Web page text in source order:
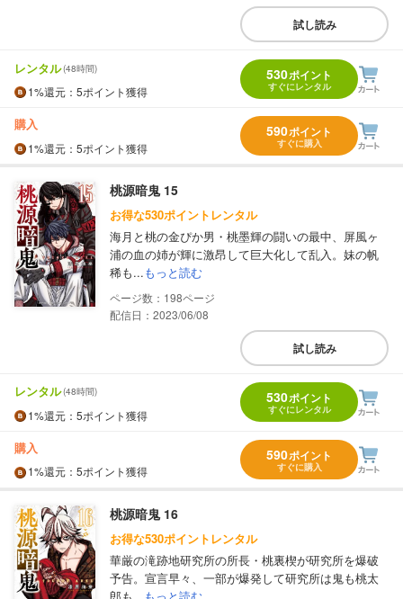
試し読み
レンタル(48時間)
1%還元 ：5ポイント獲得
530ポイント
すぐにレンタル
購入
1%還元 ：5ポイント獲得
590ポイント
すぐに購入
桃源暗鬼 15
お得な530ポイントレンタル
海月と桃の金ぴか男・桃墨輝の闘いの最中、屏風ヶ
浦の血の姉が輝に激昂して巨大化して乱入。妹の帆
稀も...もっと読む
198
配信日：2023/06/08
試し読み
レンタル(48時間)
1%還元 ：5ポイント獲得
530ポイント
すぐにレンタル
購入
1%還元 ：5ポイント獲得
590ポイント
すぐに購入
桃源暗鬼 16
お得な530ポイントレンタル
華厳の滝跡地研究所の所長・桃裏楔が研究所を爆破
予告。宣言早々、一部が爆発して研究所は鬼も桃太
郎も...
もっと読む